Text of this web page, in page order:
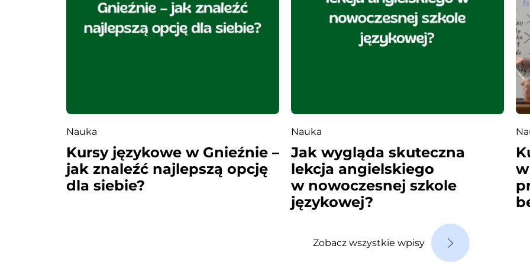
s
u
Nauka
Kursy językowe w Gnieźnie –
jak znaleźć najlepszą opcję
dla siebie?
Nauka
Jak wygląda skuteczna
lekcja angielskiego
w nowoczesnej szkole
językowej?
Zobacz wszystkie wpisy